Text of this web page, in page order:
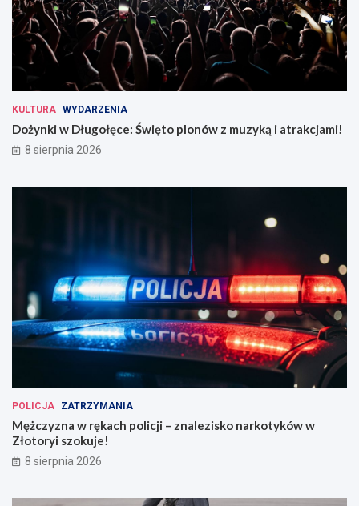
KULTURA WYDARZENIA
Dożynki w Długołęce: Święto plonów z muzyką i atrakcjami!
8 sierpnia 2026
POLICJA ZATRZYMANIA
Mężczyzna w rękach policji – znalezisko narkotyków w
Złotoryi szokuje!
8 sierpnia 2026